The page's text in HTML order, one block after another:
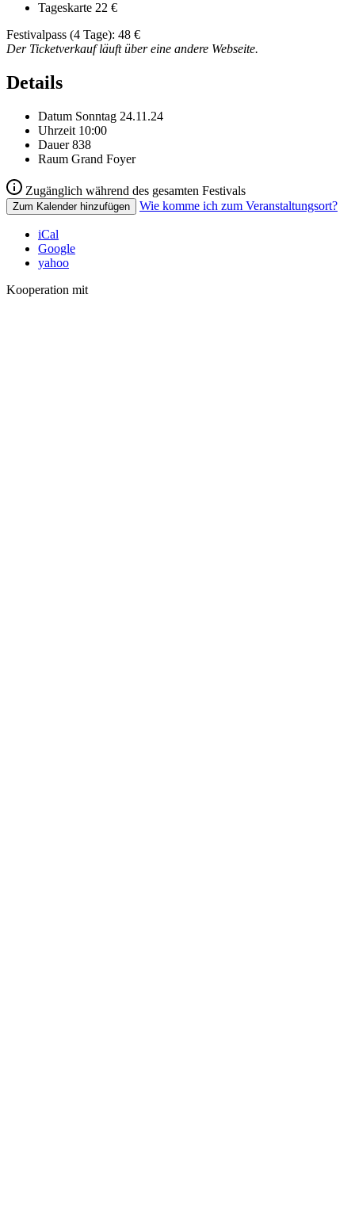
Tageskarte 22 €
Festivalpass (4 Tage): 48 €
Der Ticketverkauf läuft über eine andere Webseite.
Details
Datum Sonntag 24.11.24
Uhrzeit 10:00
Dauer 838
Raum Grand Foyer
Zugänglich während des gesamten Festivals
Zum Kalender hinzufügen Wie komme ich zum Veranstaltungsort?
iCal
Google
yahoo
Kooperation mit